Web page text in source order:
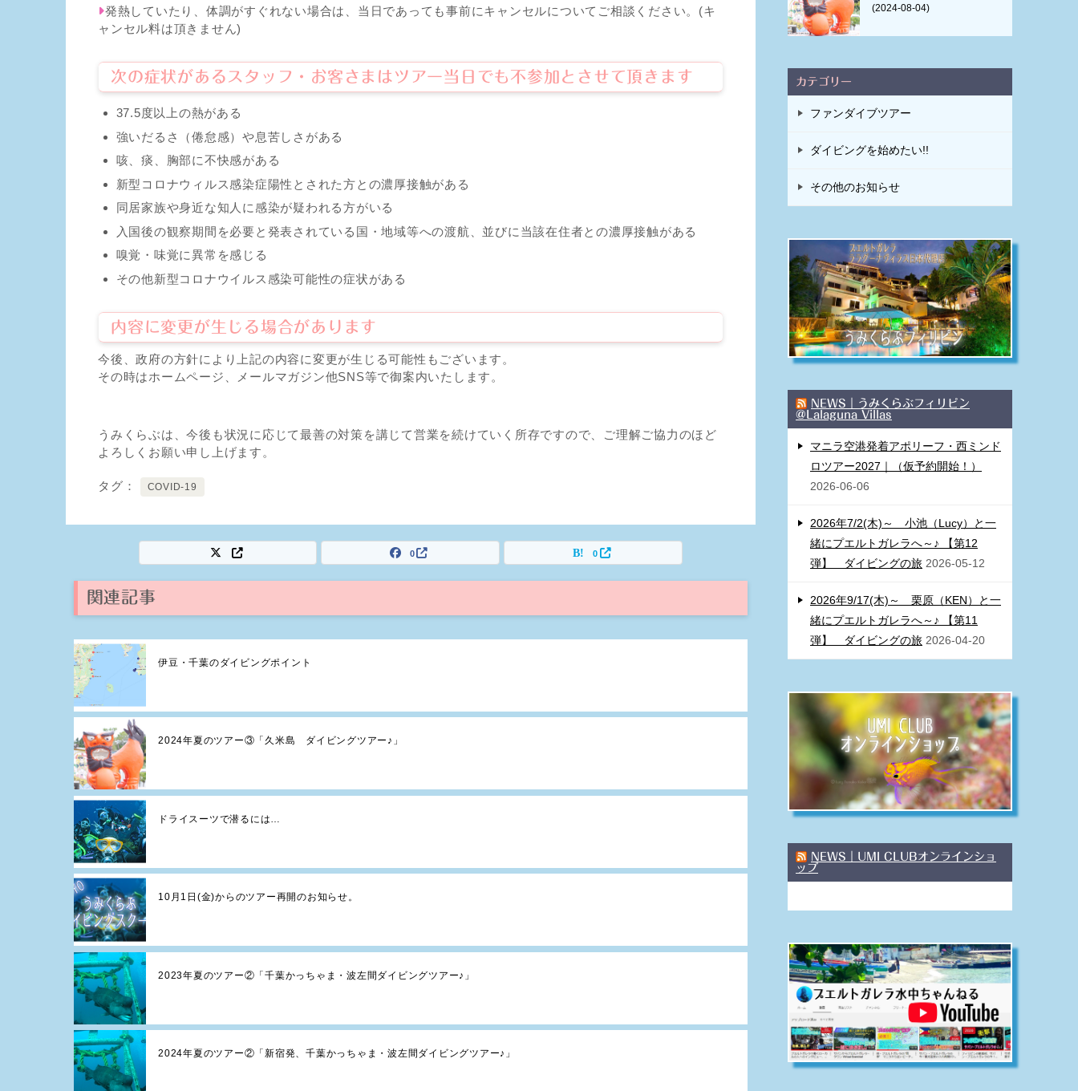
発熱していたり、体調がすぐれない場合は、当日であっても事前にキャンセルについてご相談ください。(キ
ャンセル料は頂きません)
次の症状があるスタッフ・お客さまはツアー当日でも不参加とさせて頂きます
37.5度以上の熱がある
強いだるさ（倦怠感）や息苦しさがある
咳、痰、胸部に不快感がある
新型コロナウィルス感染症陽性とされた方との濃厚接触がある
同居家族や身近な知人に感染が疑われる方がいる
入国後の観察期間を必要と発表されている国・地域等への渡航、並びに当該在住者との濃厚接触がある
嗅覚・味覚に異常を感じる
その他新型コロナウイルス感染可能性の症状がある
内容に変更が生じる場合があります
今後、政府の方針により上記の内容に変更が生じる可能性もございます。
その時はホームページ、メールマガジン他SNS等で御案内いたします。
うみくらぶは、今後も状況に応じて最善の対策を講じて営業を続けていく所存ですので、ご理解ご協力のほど
よろしくお願い申し上げます。
タグ COVID-19
0 0
関連記事
伊豆・千葉のダイビングポイント
2024年夏のツアー③「久米島 ダイビングツアー♪」
ドライスーツで潜るには…
10月1日(金)からのツアー再開のお知らせ。
2023年夏のツアー②「千葉かっちゃま・波左間ダイビングツアー♪」
2024年夏のツアー②「新宿発、千葉かっちゃま・波左間ダイビングツアー♪」
2024-08-04
カテゴリー
ファンダイブツアー
ダイビングを始めたい!!
その他のお知らせ
NEWS｜うみくらぶフィリピン
@Lalaguna Villas
マニラ空港発着アポリーフ・西ミンド
ロツアー2027｜（仮予約開始！）
2026-06-06
2026年7/2(木)～ 小池（Lucy）と一
緒にプエルトガレラへ～♪ 【第12
弾】 ダイビングの旅 2026-05-12
2026年9/17(木)～ 栗原（KEN）と一
緒にプエルトガレラへ～♪ 【第11
弾】 ダイビングの旅 2026-04-20
NEWS｜UMI CLUBオンラインショ
ップ